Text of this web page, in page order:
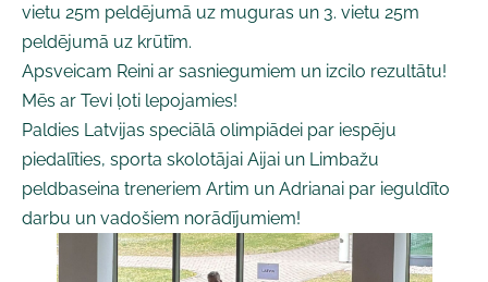
vietu 25m peldējumā uz muguras un 3. vietu 25m
peldējumā uz krūtīm.
Apsveicam Reini ar sasniegumiem un izcilo rezultātu!
Mēs ar Tevi ļoti lepojamies!
Paldies Latvijas speciālā olimpiādei par iespēju
piedalīties, sporta skolotājai Aijai un Limbažu
peldbaseina treneriem Artim un Adrianai par ieguldīto
darbu un vadošiem norādījumiem!